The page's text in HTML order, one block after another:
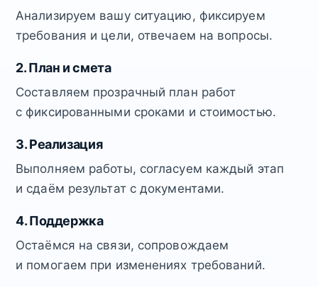
Анализируем вашу ситуацию, фиксируем
требования и цели, отвечаем на вопросы.
2. План и смета
Составляем прозрачный план работ
с фиксированными сроками и стоимостью.
3. Реализация
Выполняем работы, согласуем каждый этап
и сдаём результат с документами.
4. Поддержка
Остаёмся на связи, сопровождаем
и помогаем при изменениях требований.